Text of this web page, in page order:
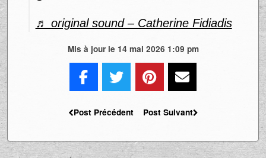
rapidement imposée comme une candidate
marquante d’Occupation Double Mexique,
où son naturel et son énergie ont contribué
passage dans l’émission lui a permis de